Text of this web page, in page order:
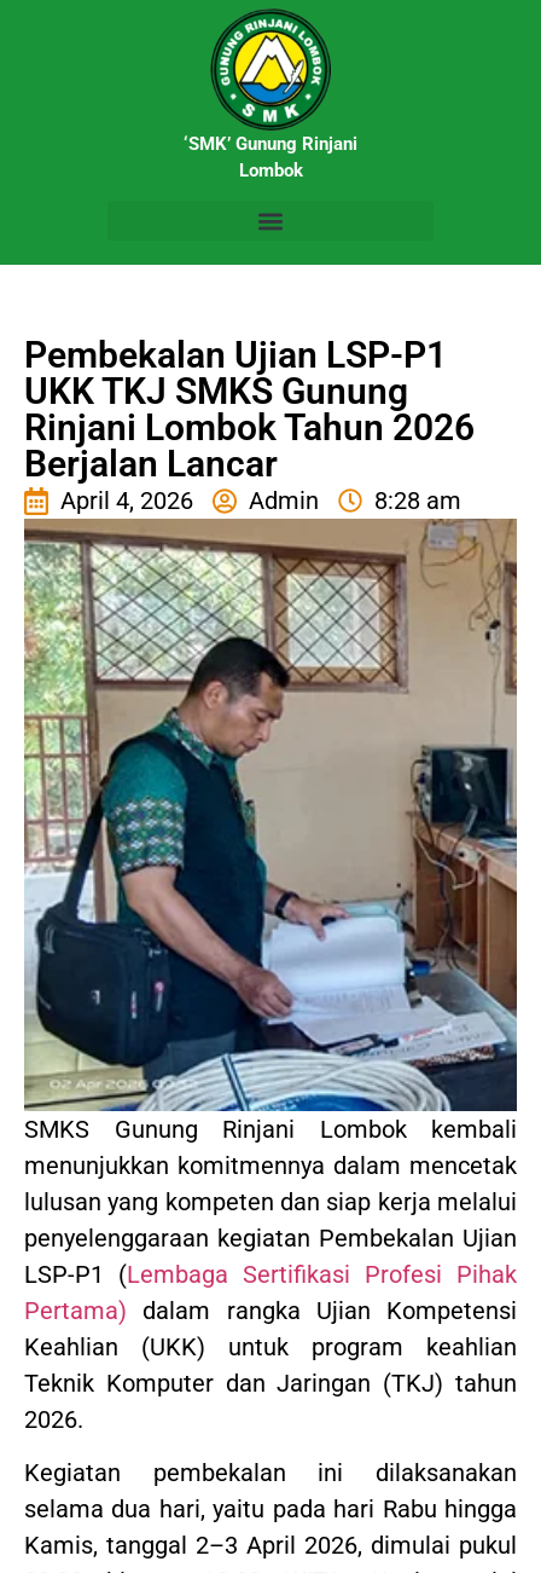
‘SMK’ Gunung Rinjani
Lombok
Pembekalan Ujian LSP-P1
UKK TKJ SMKS Gunung
Rinjani Lombok Tahun 2026
Berjalan Lancar
April 4, 2026 Admin 8:28 am
SMKS Gunung Rinjani Lombok kembali
menunjukkan komitmennya dalam mencetak
lulusan yang kompeten dan siap kerja melalui
penyelenggaraan kegiatan Pembekalan Ujian
LSP-P1 (Lembaga Sertifikasi Profesi Pihak
Pertama) dalam rangka Ujian Kompetensi
Keahlian (UKK) untuk program keahlian
Teknik Komputer dan Jaringan (TKJ) tahun
2026.
Kegiatan pembekalan ini dilaksanakan
selama dua hari, yaitu pada hari Rabu hingga
Kamis, tanggal 2–3 April 2026, dimulai pukul